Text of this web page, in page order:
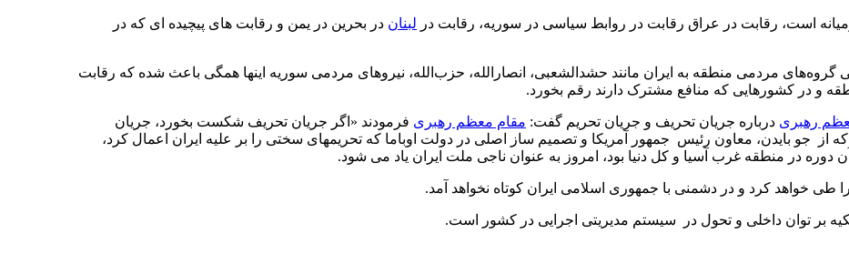
است، رقابت در عراق رقابت در روابط سیاسی در سوریه، رقابت در لبنان در بحرین در یمن و رقابت های پیچیده ای که در
مردمی منطقه به ایران مانند حشدالشعبی، انصارالله، حزب‌الله، نیروهای مردمی سوریه اینها همگی باعث شده که رقابت
و در کشورهایی که منافع مشترک دارند رقم بخورد.
رهبری درباره جریان تحریف و جریان تحریم گفت: مقام معظم رهبری فرمودند «اگر جریان تحریف شکست بخورد، جریان
جو بایدن، معاون رئیس جمهور آمریکا و تصمیم ساز اصلی در دولت اوباما که تحریمهای سختی را بر علیه ایران اعمال کرد،
دوره در منطقه غرب آسیا و کل دنیا بود، امروز به عنوان ناجی ملت ایران یاد می شود.
طی خواهد کرد و در دشمنی با جمهوری اسلامی ایران کوتاه نخواهد آمد.
بر توان داخلی و تحول در سیستم مدیریتی اجرایی در کشور است.